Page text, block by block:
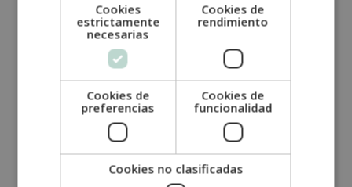
Estudiar nuestra formación es una excelente opción para
quienes buscan flexibilidad en su formación y desean
obtener un título reconocido internacionalmente.
Te puede interesar:
¿Cómo funciona una
farmacia homeopática?
Conocer la diferencia entre farmacia y parafarmacia te
ayudará a comprender mejor el rol de estos
Cookies
estrictamente
necesarias
Cookies de
rendimiento
Cookies de
preferencias
Cookies de
funcionalidad
Cookies no clasificadas